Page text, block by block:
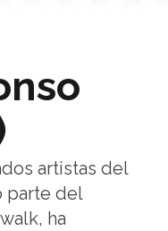
artistas del
parte del
ha